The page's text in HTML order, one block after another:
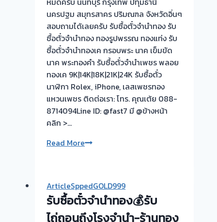
นครปฐม สมุทรสาคร ปริมณฑล จังหวัดอิ่นๆ
สอบถามได้เลยครับ รับซื้อตั๋วจำนำทอง รับ
ซื้อตั๋วจำนำทอง ทองรูปพรรณ ทองแท่ง รับ
ซื้อตั๋วจำนำทองเค กรอบพระ นาค เข็มขัด
นาค พระทองคำ รับซื้อตั๋วจำนำเพชร พลอย
ทองเค 9K|14K|18K|21K|24K รับซื้อตั๋ว
นาฬิกา Rolex, iPhone, เลสเพชรทอง
แหวนเพชร ติดต่อเรา: โทร. คุณเต้ย 088-
8714094Line ID: @fast7 มี @ข้างหน้า
คลิก >…
Read Moreรับ
ทอง
💰
รับ
ArticleSppedGOLD999
รับซื้อตั๋วจำนำทอง💰รับ
ไถ่ถอนถึงโรงจำนำ-ร้านทอง